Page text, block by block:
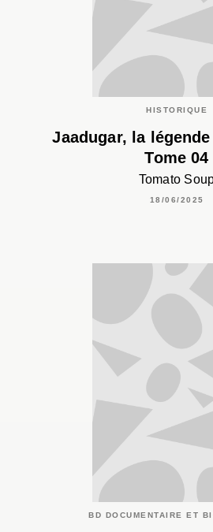
HISTORIQUE
Jaadugar, la
Tome 04
Tomato
18/06/2025
BD DOCUMENTAIRE ET